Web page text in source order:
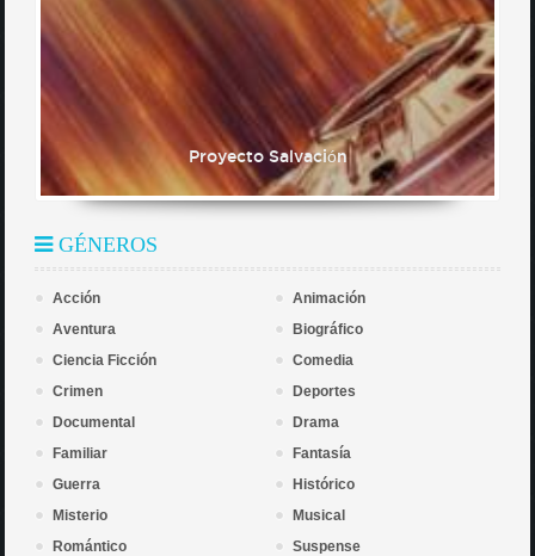
Proyecto Salvación
GÉNEROS
Acción
Animación
Aventura
Biográfico
Ciencia Ficción
Comedia
Crimen
Deportes
Documental
Drama
Familiar
Fantasía
Guerra
Histórico
Misterio
Musical
Romántico
Suspense